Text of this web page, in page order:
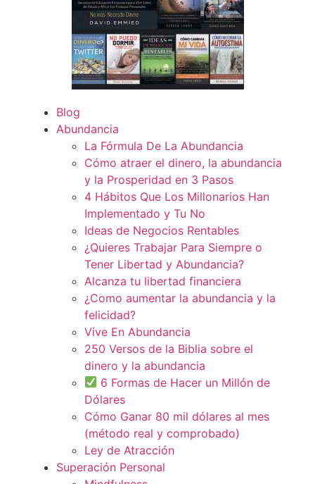
Blog
Abundancia
La Fórmula De La Abundancia
Cómo atraer el dinero, la abundancia
y la Prosperidad en 3 Pasos
4 Hábitos Que Los Millonarios Han
Implementado y Tu No
Ideas de Negocios Rentables
¿Quieres Trabajar Para Siempre o
Tener Libertad y Abundancia?
Alcanza tu libertad financiera
¿Como aumentar la abundancia y la
felicidad?
Vive En Abundancia
250 Versos de la Biblia sobre el
dinero y la abundancia
6 Formas de Hacer un Millón de
Dólares
Cómo Ganar 80 mil dólares al mes
(método real y comprobado)
Ley de Atracción
Superación Personal